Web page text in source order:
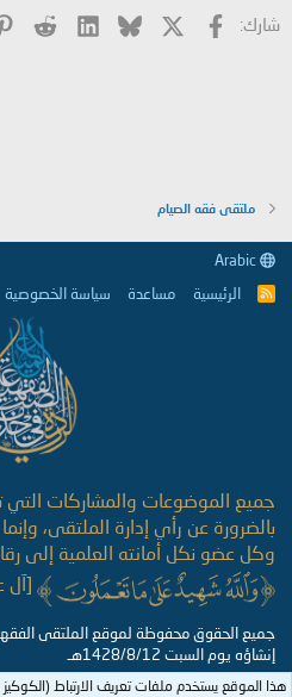
شارك: فيسبوك Bluesky
LinkedIn
ملتقى فقه الصيام
R
الرئيسية مساعدة سياسة الخصوصية
جميع الموضوعات والمشاركات التي
بالضرورة عن رأي إدارة الملتقى،
وكل عضو نكل أمانته العلمية إلى
[آل
جميع الحقوق محفوظة لموقع الملتقى
إنشاؤه يوم السبت 1428/8/12هـ
هذا الموقع يستخدم ملفات تعريف الارتباط